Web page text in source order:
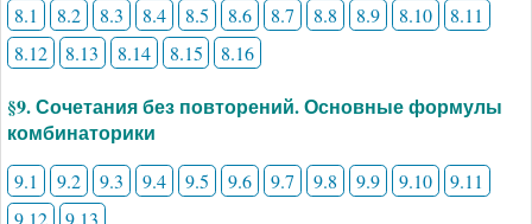
8.1 8.2 8.3 8.4 8.5 8.6 8.7 8.8 8.9 8.10
8.11
8.12
8.13 8.14 8.15 8.16
§9. Сочетания без повторений. Основные формулы
комбинаторики
9.1 9.2 9.3 9.4 9.5 9.6 9.7 9.8 9.9 9.10
9.11
9.12
9.13